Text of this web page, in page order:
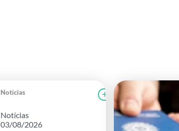
Notícias
Notícias
03/08/2026
Ler notícia CAMPOLAB